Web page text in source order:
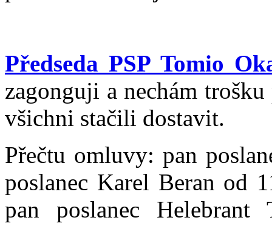
Předseda PSP Tomio
zagonguji a nechám
všichni stačili dostavit.
Přečtu omluvy: pan
poslanec Karel Beran od
pan poslanec